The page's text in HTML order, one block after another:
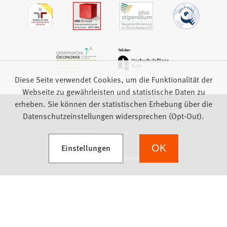
Impressum Datenschutz
Barrierefreiheit
Feedback
Diese Seite verwendet Cookies, um die Funktionalität der
Webseite zu gewährleisten und statistische Daten zu
erheben. Sie können der statistischen Erhebung über die
Datenschutzeinstellungen widersprechen (Opt-Out).
Einstellungen
(Öffnet in einem neuen Tab) OK